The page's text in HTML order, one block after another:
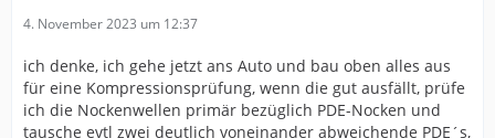
4. November 2023 um 12:37
ich denke, ich gehe jetzt ans Auto und bau oben alles aus
für eine Kompressionsprüfung, wenn die gut ausfällt, prüfe
ich die Nockenwellen primär bezüglich PDE-Nocken und
tausche evtl zwei deutlich voneinander abweichende PDE´s,